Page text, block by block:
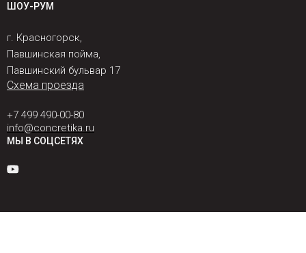
ШОУ-РУМ
г. Красногорск,
Павшинская пойма,
Павшинский бульвар 17
Схема проезда
+7 499 490-00-80
info@concretika.ru
МЫ В СОЦСЕТЯХ